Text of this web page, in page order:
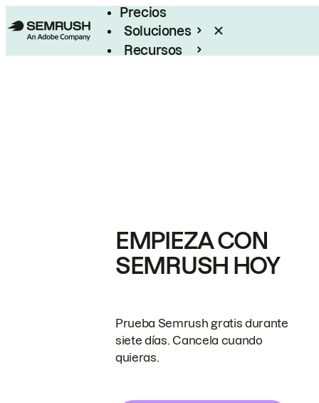
Precios
Soluciones
Recursos
EMPIEZA CON
SEMRUSH HOY
Prueba Semrush gratis durante
siete días. Cancela cuando
quieras.